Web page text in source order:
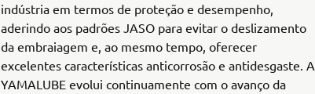
indústria em termos de proteção e desempenho,
aderindo aos padrões JASO para evitar o deslizamento
da embraiagem e, ao mesmo tempo, oferecer
excelentes características anticorrosão e antidesgaste. A
YAMALUBE evolui continuamente com o avanço da